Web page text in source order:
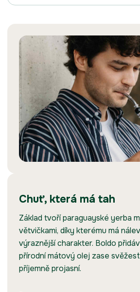
Chuť, která má tah
Základ tvoří paraguayské yerba
větvičkami, díky kterému má
výraznější charakter. Boldo
přírodní mátový olej zase
příjemně projasní.